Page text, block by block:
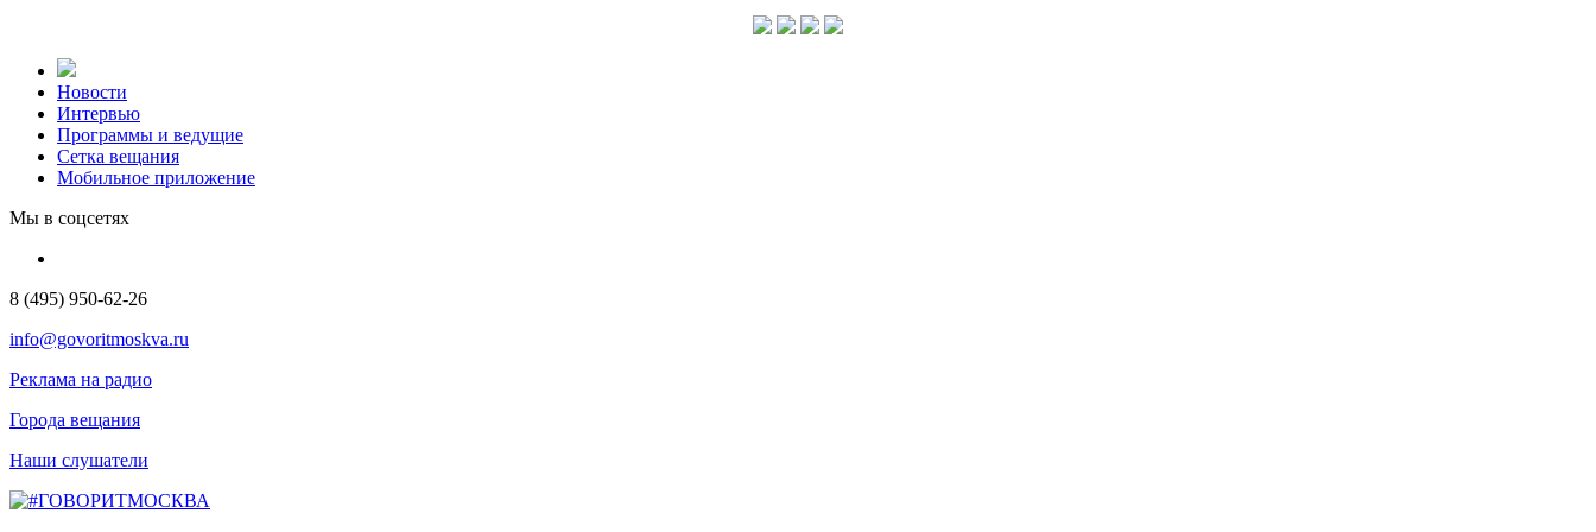
Новости
Интервью
Программы и ведущие
Сетка вещания
Мобильное приложение
Мы в соцсетях
8 (495) 950-62-26
info@govoritmoskva.ru
Реклама на радио
Города вещания
Наши слушатели